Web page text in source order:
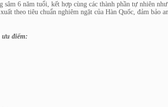
6 năm tuổi, kết hợp cùng các thành phần tự nhiên
theo tiêu chuẩn nghiêm ngặt của Hàn Quốc, đảm bảo
ưu điểm: